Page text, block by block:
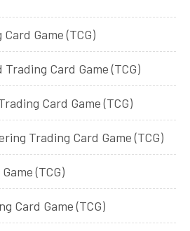
Game (TCG)
Card Game (TCG)
Card Game (TCG)
Trading Card Game (TCG)
(TCG)
Card Game (TCG)